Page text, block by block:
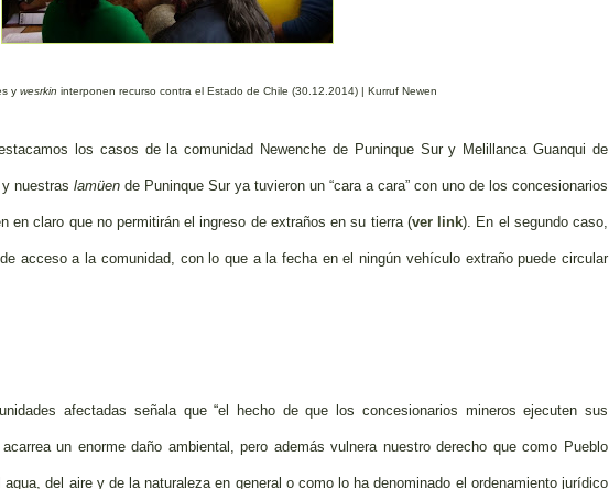
y wesrkin interponen recurso contra el Estado de Chile (30.12.2014) | Kurruf Newen
los casos de la comunidad Newenche de Puninque Sur y Melillanca Guanqui de
y nuestras lamüen de Puninque Sur ya tuvieron un “cara a cara” con uno de los concesionarios
en claro que no permitirán el ingreso de extraños en su tierra (ver link). En el segundo caso,
acceso a la comunidad, con lo que a la fecha en el ningún vehículo extraño puede circular
afectadas señala que “el hecho de que los concesionarios mineros ejecuten sus
un enorme daño ambiental, pero además vulnera nuestro derecho que como Pueblo
del aire y de la naturaleza en general o como lo ha denominado el ordenamiento jurídico